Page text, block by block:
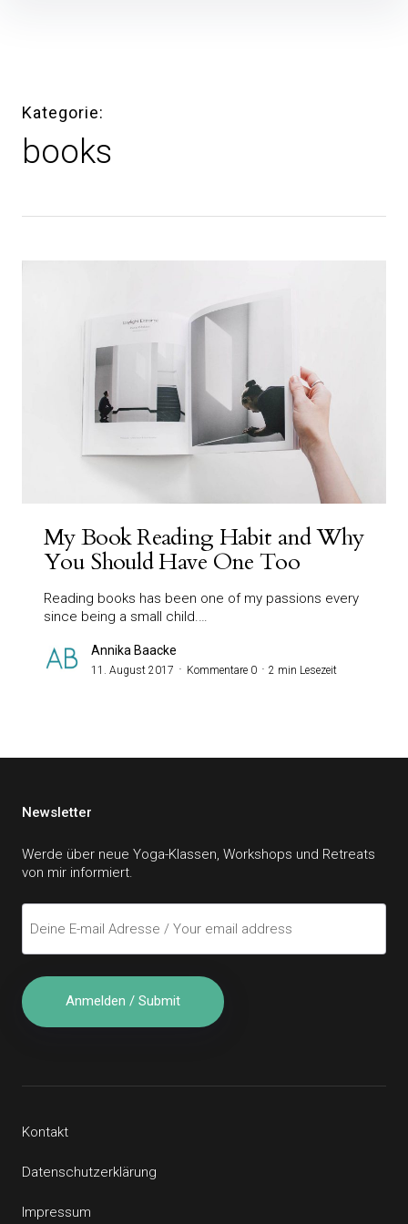
Kategorie
books
My Book Reading Habit and Why
You Should Have One Too
Reading books has been one of my passions every
since being a small child.…
Annika Baacke
11. August 2017 Kommentare 0 2 min Lesezeit
Newsletter
Werde über neue Yoga-Klassen, Workshops und Retreats
von mir informiert.
Kontakt
Datenschutzerklärung
Impressum